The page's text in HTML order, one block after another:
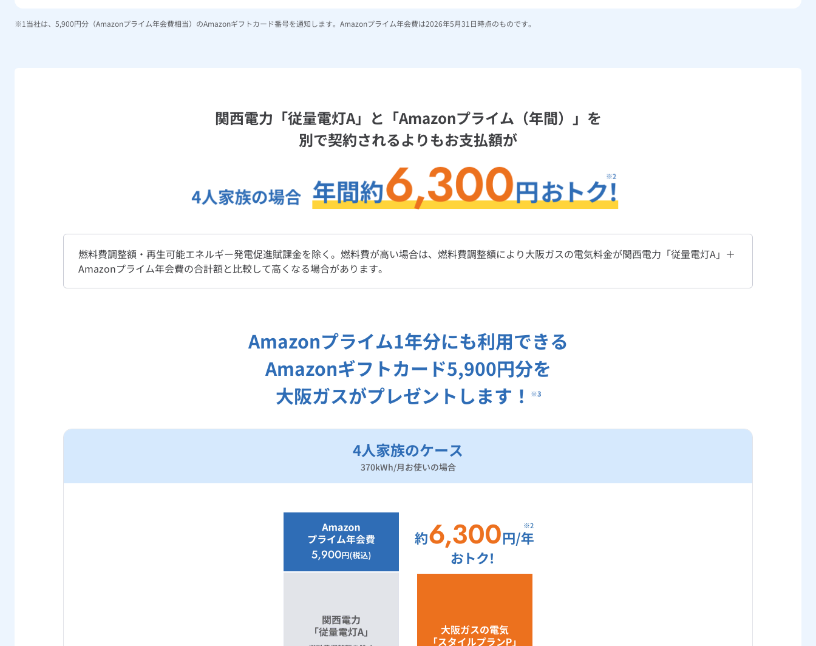
当社は、5,900円分（Amazonプライム年会費相当）のAmazonギフトカード番号を通知します。Amazonプライム年会費は2026年5月31日時点のものです。
関西電力「従量電灯A」と 「Amazonプライム（年間）」を
別で契約されるよりもお支払額が
燃料費調整額・再生可能エネルギー発電促進賦課金を除く。燃料費が高い場合は、燃料費調整額により大阪ガスの電気料金が関西電力「従量電灯A」＋
Amazonプライム年会費の合計額と比較して高くなる場合があります。
Amazonプライム1年分にも利用できる
Amazonギフトカード5,900円分を
大阪ガスがプレゼントします！ ※3
4人家族のケース
370kWh/月お使いの場合